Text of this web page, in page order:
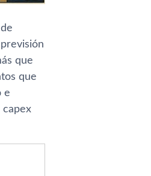
que
que
e
capex